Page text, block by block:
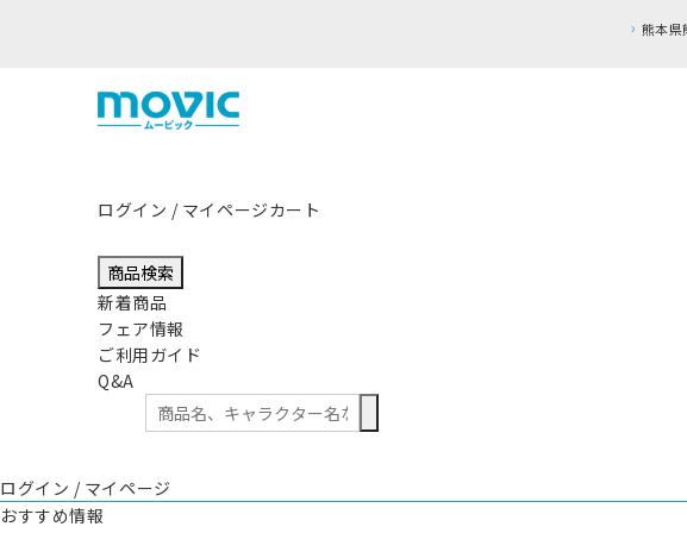
ログイン / マイページカート
商品検索
新着商品
フェア情報
ご利用ガイド
Q&A
ログイン / マイページ
おすすめ情報